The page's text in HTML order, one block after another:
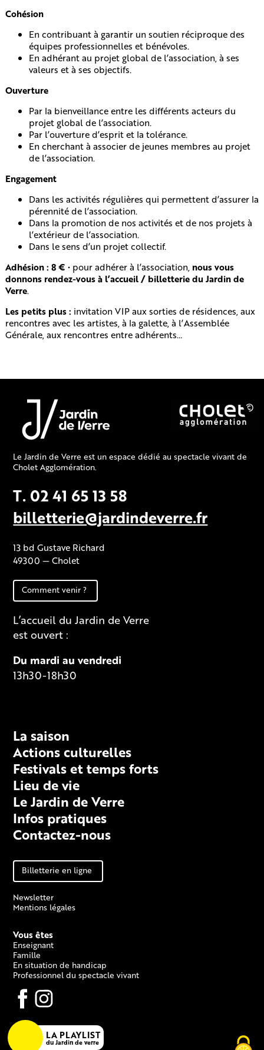
Cohésion
En contribuant à garantir un soutien réciproque des
équipes professionnelles et bénévoles.
En adhérant au projet global de l’association, à ses
valeurs et à ses objectifs.
Ouverture
Par la bienveillance entre les différents acteurs du
projet global de l’association.
Par l’ouverture d’esprit et la tolérance.
En cherchant à associer de jeunes membres au projet
de l’association.
Engagement
Dans les activités régulières qui permettent d’assurer la
pérennité de l’association.
Dans la promotion de nos activités et de nos projets à
l’extérieur de l’association.
Dans le sens d’un projet collectif.
Adhésion : 8 € • pour adhérer à l’association, nous vous
donnons rendez-vous à l’accueil / billetterie du Jardin de
Verre.
Les petits plus : invitation VIP aux sorties de résidences, aux
rencontres avec les artistes, à la galette, à l’Assemblée
Générale, aux rencontres entre adhérents…
Le Jardin de Verre est un espace dédié au spectacle vivant de
Cholet Agglomération.
T. 02 41 65 13 58
billetterie@jardindeverre.fr
13 bd Gustave Richard
49300 — Cholet
Comment venir ?
L’accueil du Jardin de Verre
est ouvert :
Du mardi au vendredi
13h30-18h30
La saison
Actions culturelles
Festivals et temps forts
Lieu de vie
Le Jardin de Verre
Infos pratiques
Contactez-nous
Billetterie en ligne
Newsletter
Mentions légales
Vous êtes
Enseignant
Famille
En situation de handicap
Professionnel du spectacle vivant